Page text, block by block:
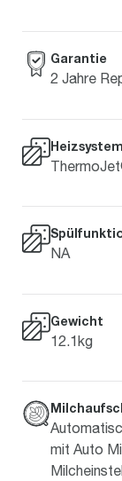
Garantie
2 Jahre
Heizsystem
NA
Gewicht
12.1kg
mit Auto